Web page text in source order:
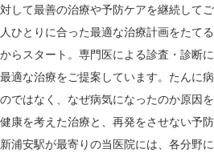
対して最善の治療や予防ケアを継続して
人ひとりに合った最適な治療計画をたて
からスタート。専門医による診査・診断
最適な治療をご提案しています。たんに
のではなく、なぜ病気になったのか原因
健康を考えた治療と、再発をさせない予防
新浦安駅が最寄りの当医院には、各分野